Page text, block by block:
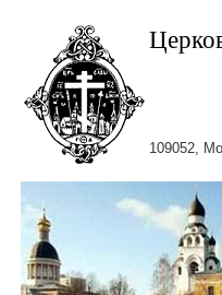
109052,